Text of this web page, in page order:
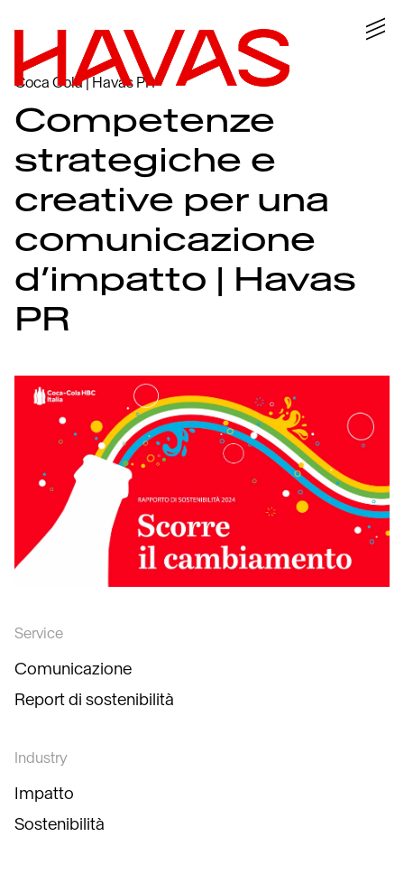
Coca Cola | Havas PR
Competenze
strategiche e
creative per una
comunicazione
d’impatto | Havas
PR
Service
Comunicazione
Report di sostenibilità
Industry
Impatto
Sostenibilità